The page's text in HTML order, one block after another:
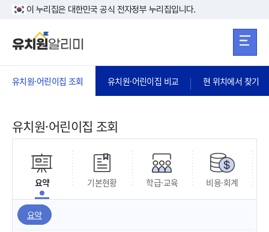
본문 바로가기
이 누리집은 대한민국 공식 전자정부 누리집입니다.
유치원·어린이집 조회 유치원·어린이집 비교 현 위치에서 찾기
유치원·어린이집 조회
요약 기본현황 학급·교육 비용·회계
요약